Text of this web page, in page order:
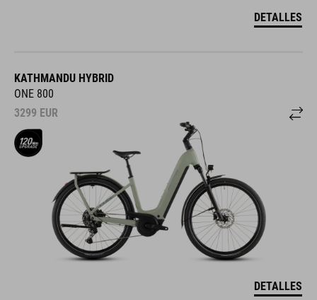
DETALLES
KATHMANDU HYBRID
ONE 800
3299 EUR
DETALLES